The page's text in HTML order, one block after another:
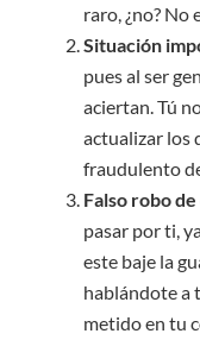
raro, ¿no? No
Situación
pues al ser
aciertan. Tú
actualizar los
fraudulento
Falso robo
pasar por ti,
este baje la
hablándote a
metido en tu